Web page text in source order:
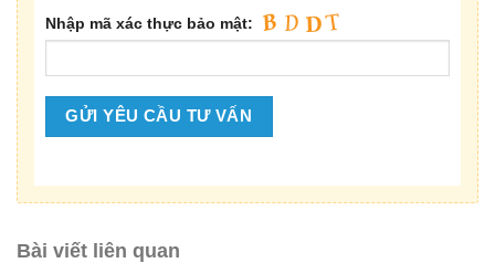
Nhập mã xác thực bảo mật:
Bài viết liên quan